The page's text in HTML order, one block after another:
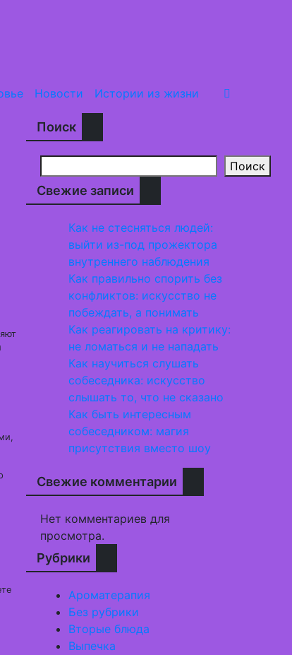
Новости
Истории из жизни
Поиск
Поиск
Свежие записи
Как не стесняться людей:
выйти из-под прожектора
внутреннего наблюдения
Как правильно спорить без
конфликтов: искусство не
побеждать, а понимать
Как реагировать на критику:
не ломаться и не нападать
Как научиться слушать
собеседника: искусство
слышать то, что не сказано
Как быть интересным
собеседником: магия
присутствия вместо шоу
Свежие комментарии
Нет комментариев для
просмотра.
Рубрики
Ароматерапия
Без рубрики
Вторые блюда
Выпечка